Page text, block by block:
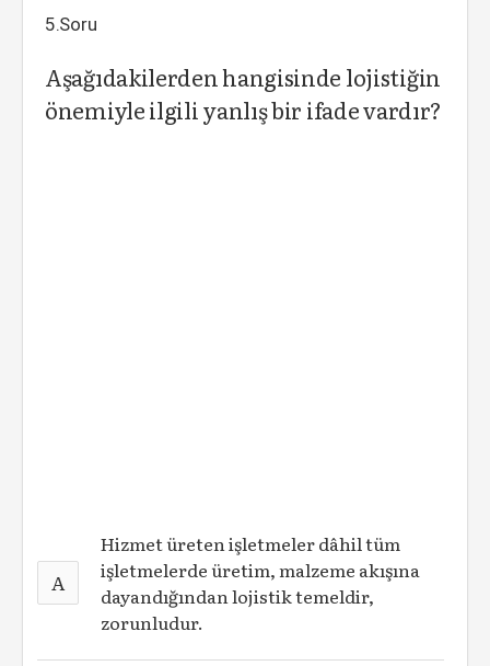
5.Soru
Aşağıdakilerden hangisinde lojistiğin
önemiyle ilgili yanlış bir ifade vardır?
A
Hizmet üreten işletmeler dâhil tüm
işletmelerde üretim, malzeme akışına
dayandığından lojistik temeldir,
zorunludur.